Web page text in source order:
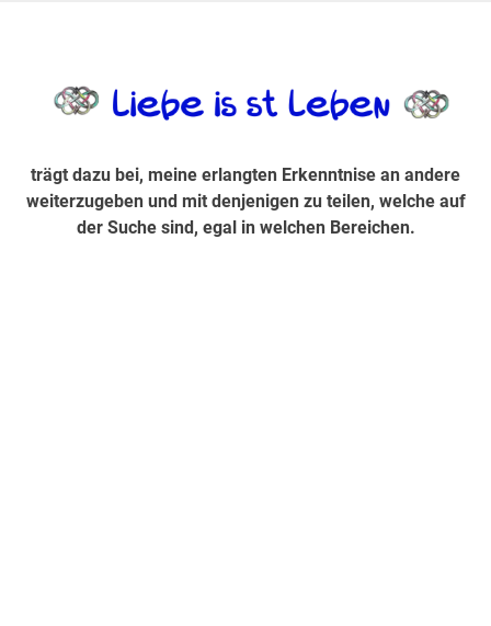
Suche sind, egal in welchen Bereichen.
trägt dazu bei, meine erlangten Erkenntnise an andere
weiterzugeben und mit denjenigen zu teilen, welche auf
der Suche sind, egal in welchen Bereichen.